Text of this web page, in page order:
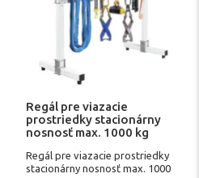
Regál pre viazacie
prostriedky stacionárny
nosnosť max. 1000 kg
Regál pre viazacie prostriedky
stacionárny nosnosť max. 1000